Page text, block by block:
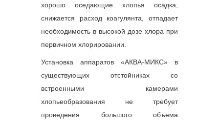
хорошо оседающие хлопья осадка,
снижается расход коагулянта, отпадает
необходимость в высокой дозе хлора при
первичном хлорировании.
Установка аппаратов «АКВА-МИКС» в
существующих отстойниках со
встроенными камерами
хлопьеобразования не требует
проведения большого объема